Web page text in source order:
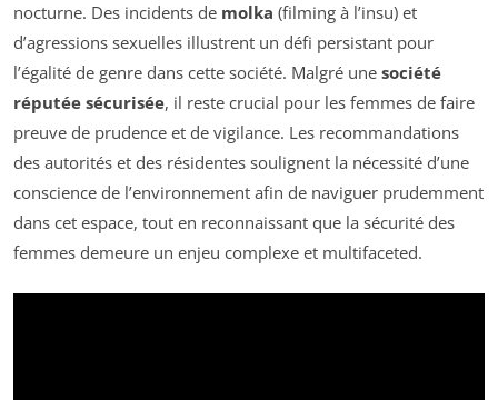
nocturne. Des incidents de molka (filming à l’insu) et
d’agressions sexuelles illustrent un défi persistant pour
l’égalité de genre dans cette société. Malgré une société
réputée sécurisée, il reste crucial pour les femmes de faire
preuve de prudence et de vigilance. Les recommandations
des autorités et des résidentes soulignent la nécessité d’une
conscience de l’environnement afin de naviguer prudemment
dans cet espace, tout en reconnaissant que la sécurité des
femmes demeure un enjeu complexe et multifaceted.